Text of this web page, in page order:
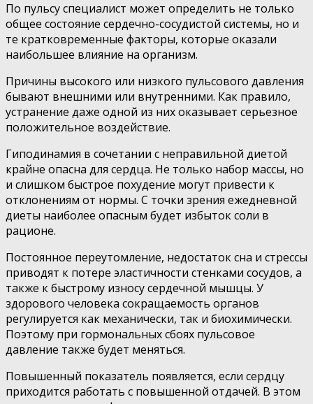
По пульсу специалист может определить не только
общее состояние сердечно-сосудистой системы, но и
те кратковременные факторы, которые оказали
наибольшее влияние на организм.
Причины высокого или низкого пульсового давления
бывают внешними или внутренними. Как правило,
устранение даже одной из них оказывает серьезное
положительное воздействие.
Гиподинамия в сочетании с неправильной диетой
крайне опасна для сердца. Не только набор массы, но
и слишком быстрое похудение могут привести к
отклонениям от нормы. С точки зрения ежедневной
диеты наиболее опасным будет избыток соли в
рационе.
Постоянное переутомление, недостаток сна и стрессы
приводят к потере эластичности стенками сосудов, а
также к быстрому износу сердечной мышцы. У
здорового человека сокращаемость органов
регулируется как механически, так и биохимически.
Поэтому при гормональных сбоях пульсовое
давление также будет меняться.
Повышенный показатель появляется, если сердцу
приходится работать с повышенной отдачей. В этом